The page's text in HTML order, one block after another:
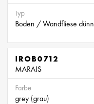
Typ
Boden / Wandfliese dünn
IROB0712
MARAIS
Farbe
grey (grau)